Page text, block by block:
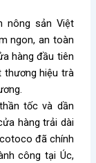
nông sản Việt
ngon, an toàn
hàng đầu tiên
thương hiệu trà
tốc và dần
hàng trải dài
đã chính
công tại Úc,